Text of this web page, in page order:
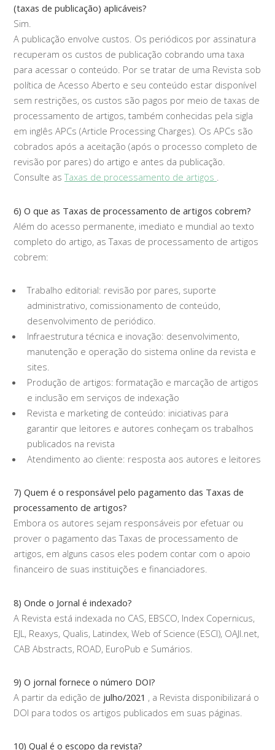
(taxas de publicação) aplicáveis?
Sim.
A publicação envolve custos. Os periódicos por assinatura
recuperam os custos de publicação cobrando uma taxa
para acessar o conteúdo. Por se tratar de uma Revista sob
política de Acesso Aberto e seu conteúdo estar disponível
sem restrições, os custos são pagos por meio de taxas de
processamento de artigos, também conhecidas pela sigla
em inglês APCs (Article Processing Charges). Os APCs são
cobrados após a aceitação (após o processo completo de
revisão por pares) do artigo e antes da publicação.
Consulte asTaxas de processamento de artigos .
6) O que as Taxas de processamento de artigos cobrem?
Além do acesso permanente, imediato e mundial ao texto
completo do artigo, as Taxas de processamento de artigos
cobrem:
Trabalho editorial: revisão por pares, suporte
administrativo, comissionamento de conteúdo,
desenvolvimento de periódico.
Infraestrutura técnica e inovação: desenvolvimento,
manutenção e operação do sistema online da revista e
sites.
Produção de artigos: formatação e marcação de artigos
e inclusão em serviços de indexação
Revista e marketing de conteúdo: iniciativas para
garantir que leitores e autores conheçam os trabalhos
publicados na revista
Atendimento ao cliente: resposta aos autores e leitores
7) Quem é o responsável pelo pagamento das Taxas de
processamento de artigos?
Embora os autores sejam responsáveis por efetuar ou
prover o pagamento das Taxas de processamento de
artigos, em alguns casos eles podem contar com o apoio
financeiro de suas instituições e financiadores.
8) Onde o Jornal é indexado?
A Revista está indexada no CAS, EBSCO, Index Copernicus,
EJL, Reaxys, Qualis, Latindex, Web of Science (ESCI), OAJI.net,
CAB Abstracts, ROAD, EuroPub e Sumários.
9) O jornal fornece o número DOI?
A partir da edição de julho/2021 , a Revista disponibilizará o
DOI para todos os artigos publicados em suas páginas.
10) Qual é o escopo da revista?